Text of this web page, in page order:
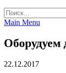
Найти:
Main Menu
Оборудуем
22.12.2017